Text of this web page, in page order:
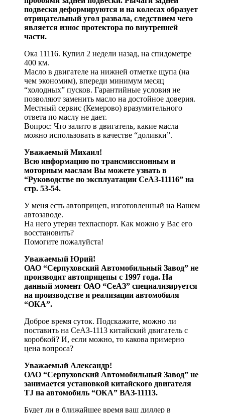
подвески деформируются и на колесах образует
отрицательный угол развала, следствием чего
является износ протектора по внутренней
части.
Ока 11116. Купил 2 недели назад, на спидометре
400 км.
Масло в двигателе на нижней отметке щупа (на
чем экономим), впереди минимум месяц
“холодных” пусков. Гарантийные условия не
позволяют заменить масло на достойное доверия.
Местный сервис (Кемерово) вразумительного
ответа по маслу не дает.
Вопрос: Что залито в двигатель, какие масла
можно использовать в качестве “доливки”.
Уважаемый Михаил!
Всю информацию по трансмиссионным и
моторным маслам Вы можете узнать в
“Руководстве по эксплуатации СеАЗ-11116” на
стр. 53-54.
У меня есть автоприцеп, изготовленный на Вашем
автозаводе.
На него утерян техпаспорт. Как можно у Вас его
восстановить?
Помогите пожалуйста!
Уважаемый Юрий!
ОАО “Серпуховский Автомобильный Завод” не
производит автоприцепы с 1997 года. На
данный момент ОАО “СеАЗ” специализируется
на производстве и реализации автомобиля
“ОКА”.
Доброе время суток. Подскажите, можно ли
поставить на СеАЗ-1113 китайский двигатель с
коробкой? И, если можно, то какова примерно
цена вопроса?
Уважаемый Александр!
ОАО “Серпуховский Автомобильный Завод” не
занимается установкой китайского двигателя
TJ на автомобиль “ОКА” ВАЗ-11113.
Будет ли в ближайшее время ваш диллер в